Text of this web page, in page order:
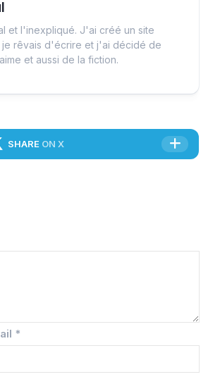
et l'inexpliqué. J'ai créé un site
je rêvais d'écrire et j'ai décidé de
et aussi de la fiction.
SHARE ON X
*